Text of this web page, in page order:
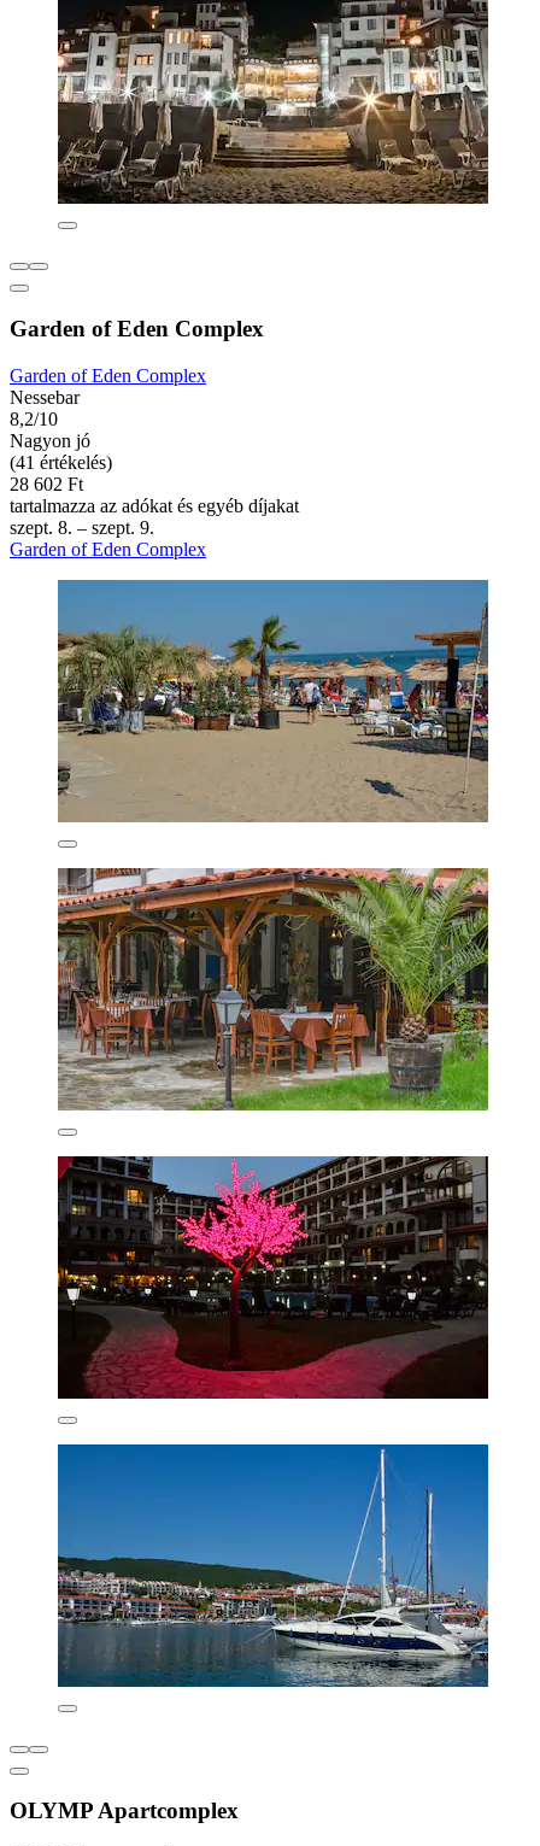
Garden of Eden Complex
Garden of Eden Complex
Nessebar
8,2/10
Nagyon jó
(41 értékelés)
28 602 Ft
tartalmazza az adókat és egyéb díjakat
szept. 8. – szept. 9.
Garden of Eden Complex
OLYMP Apartcomplex